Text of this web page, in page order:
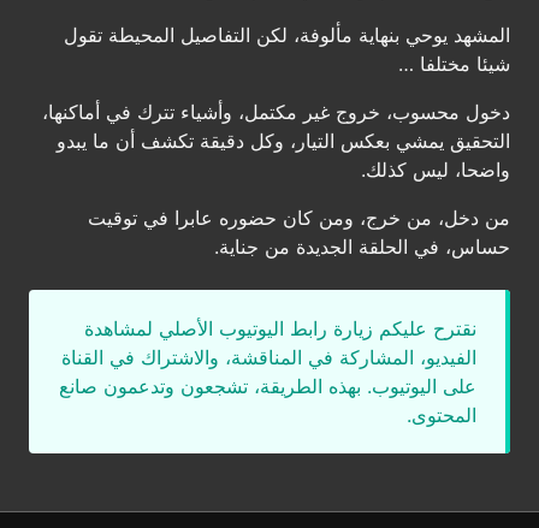
المشهد يوحي بنهاية مألوفة، لكن التفاصيل المحيطة تقول
شيئا مختلفا …
دخول محسوب، خروج غير مكتمل، وأشياء تترك في أماكنها،
التحقيق يمشي بعكس التيار، وكل دقيقة تكشف أن ما يبدو
واضحا، ليس كذلك.
من دخل، من خرج، ومن كان حضوره عابرا في توقيت
حساس، في الحلقة الجديدة من جناية.
نقترح عليكم زيارة رابط اليوتيوب الأصلي لمشاهدة
الفيديو، المشاركة في المناقشة، والاشتراك في القناة
على اليوتيوب. بهذه الطريقة، تشجعون وتدعمون صانع
المحتوى.